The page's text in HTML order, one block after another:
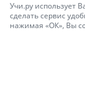
Учи.ру использует
сделать сервис
нажимая «ОК», Вы